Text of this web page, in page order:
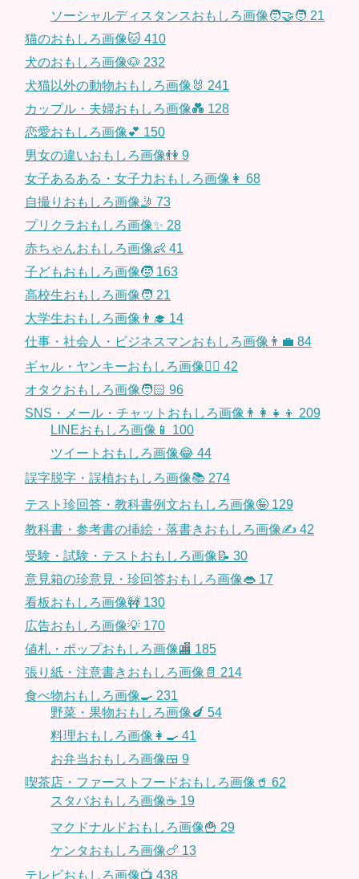
ソーシャルディスタンスおもしろ画像🧑‍🤝‍🧑 21
猫のおもしろ画像🐱 410
犬のおもしろ画像🐶 232
犬猫以外の動物おもしろ画像🐰 241
カップル・夫婦おもしろ画像💑 128
恋愛おもしろ画像💕 150
男女の違いおもしろ画像👫 9
女子あるある・女子力おもしろ画像👩 68
自撮りおもしろ画像🤳 73
プリクラおもしろ画像✨ 28
赤ちゃんおもしろ画像👶 41
子どもおもしろ画像🧒 163
高校生おもしろ画像🧑 21
大学生おもしろ画像👨‍🎓 14
仕事・社会人・ビジネスマンおもしろ画像👨‍💼 84
ギャル・ヤンキーおもしろ画像👱‍♀️ 42
オタクおもしろ画像🧑🏻 96
SNS・メール・チャットおもしろ画像👨‍👩‍👧‍👦 209
LINEおもしろ画像📱 100
ツイートおもしろ画像😂 44
誤字脱字・誤植おもしろ画像📚 274
テスト珍回答・教科書例文おもしろ画像🤪 129
教科書・参考書の挿絵・落書きおもしろ画像✍️ 42
受験・試験・テストおもしろ画像📝 30
意見箱の珍意見・珍回答おもしろ画像👄 17
看板おもしろ画像🚧 130
広告おもしろ画像💡 170
値札・ポップおもしろ画像🏬 185
張り紙・注意書きおもしろ画像📄 214
食べ物おもしろ画像🍳 231
野菜・果物おもしろ画像🍆 54
料理おもしろ画像👩‍🍳 41
お弁当おもしろ画像🍱 9
喫茶店・ファーストフードおもしろ画像🥤 62
スタバおもしろ画像☕️ 19
マクドナルドおもしろ画像🍟 29
ケンタおもしろ画像🍗 13
テレビおもしろ画像📺 438